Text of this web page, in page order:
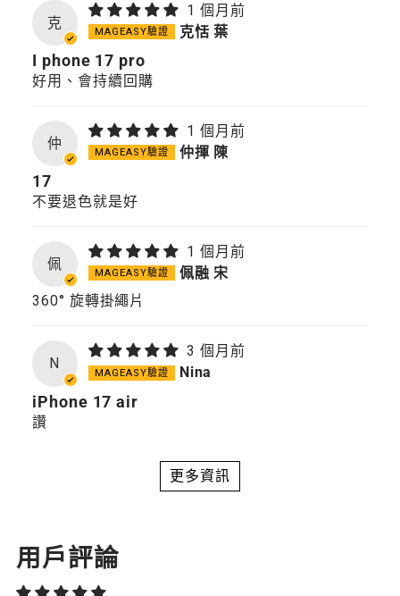
克
1 個月前
克恬 葉
I phone 17 pro
好用、會持續回購
仲
1 個月前
仲揮 陳
17
不要退色就是好
佩
1 個月前
佩融 宋
360° 旋轉掛繩片
N
3 個月前
Nina
iPhone 17 air
讚
更多資訊
用戶評論